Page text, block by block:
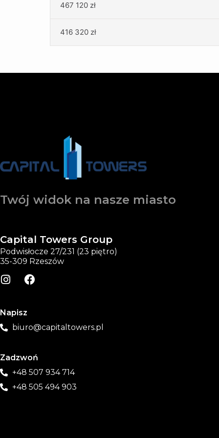
467 120 zł
416 320 zł
Twój widok na nasze miasto
Capital Towers Group
Podwisłocze 27/231 (23 piętro)
35-309 Rzeszów
Napisz
biuro@capitaltowers.pl
Zadzwoń
+48 507 934 714
+48 505 494 903